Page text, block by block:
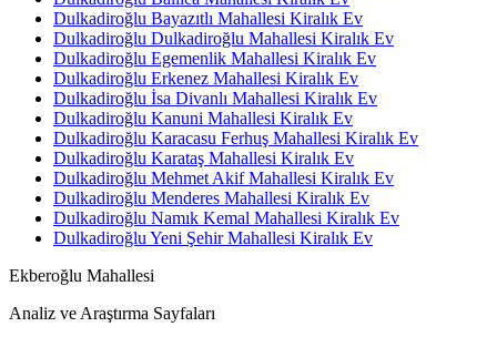
Dulkadiroğlu Bayazıtlı Mahallesi Kiralık Ev
Dulkadiroğlu Dulkadiroğlu Mahallesi Kiralık Ev
Dulkadiroğlu Egemenlik Mahallesi Kiralık Ev
Dulkadiroğlu Erkenez Mahallesi Kiralık Ev
Dulkadiroğlu İsa Divanlı Mahallesi Kiralık Ev
Dulkadiroğlu Kanuni Mahallesi Kiralık Ev
Dulkadiroğlu Karacasu Ferhuş Mahallesi Kiralık Ev
Dulkadiroğlu Karataş Mahallesi Kiralık Ev
Dulkadiroğlu Mehmet Akif Mahallesi Kiralık Ev
Dulkadiroğlu Menderes Mahallesi Kiralık Ev
Dulkadiroğlu Namık Kemal Mahallesi Kiralık Ev
Dulkadiroğlu Yeni Şehir Mahallesi Kiralık Ev
Ekberoğlu Mahallesi
Analiz ve Araştırma Sayfaları